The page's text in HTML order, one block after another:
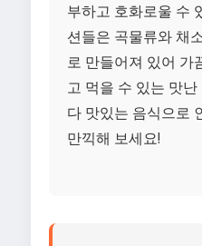
부하고 호화로울 수
션들은 곡물류와 채
로 만들어져 있어 가
고 먹을 수 있는 맛
다 맛있는 음식으로
만끽해 보세요!